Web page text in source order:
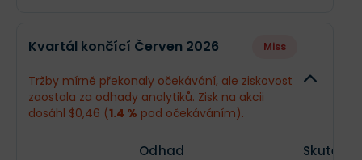
Příjmy $324,6 mil.
Kvartál končící Červen 2026 Miss
Tržby mírně překonaly očekávání, ale ziskovost
zaostala za odhady analytiků. Zisk na akcii
dosáhl $0,46 (1.4 % pod očekáváním).
Odhad